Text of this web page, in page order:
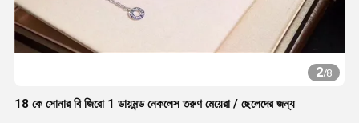
2/8
18 কে সোনার বি জিরো 1 ডায়মন্ড নেকলেস তরুণ মেয়েরা / ছেলেদের জন্য